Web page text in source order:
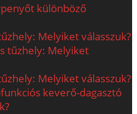
különböző
Melyiket válasszuk?
Melyiket válasszuk?
keverő-dagasztó